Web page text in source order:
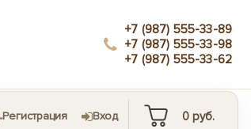
+7 (987) 555-33-89
+7 (987) 555-33-98
+7 (987) 555-33-62
Регистрация Вход 0 руб.